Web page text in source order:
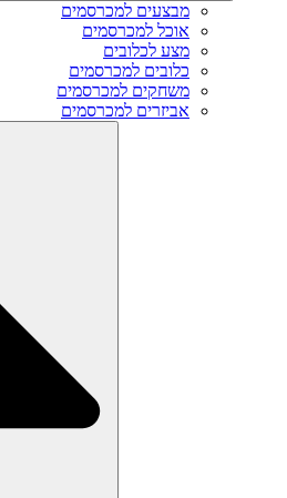
מבצעים למכרסמים
אוכל למכרסמים
מצע לכלובים
כלובים למכרסמים
משחקים למכרסמים
אביזרים למכרסמים